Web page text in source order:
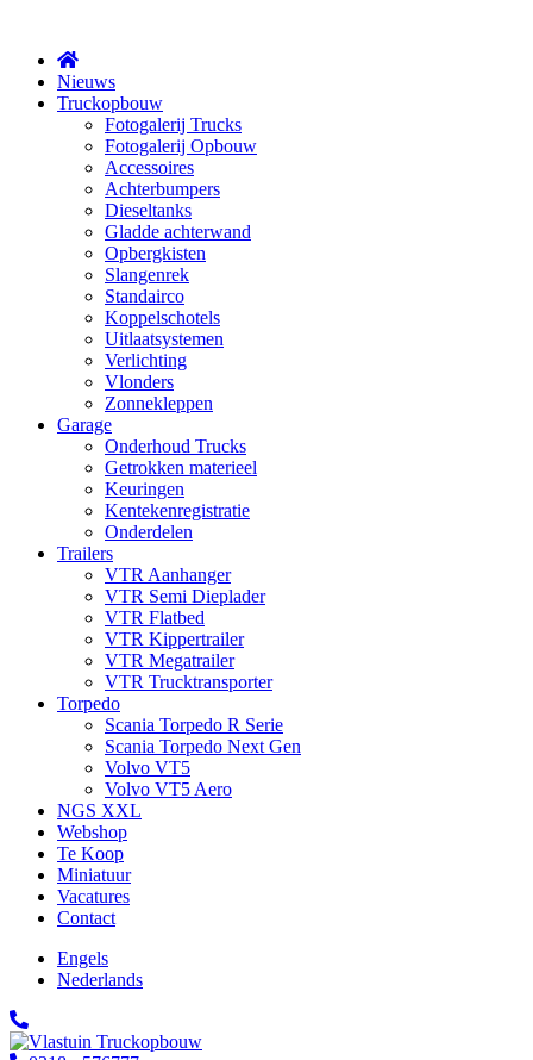
Nieuws
Truckopbouw
Fotogalerij Trucks
Fotogalerij Opbouw
Accessoires
Achterbumpers
Dieseltanks
Gladde achterwand
Opbergkisten
Slangenrek
Standairco
Koppelschotels
Uitlaatsystemen
Verlichting
Vlonders
Zonnekleppen
Garage
Onderhoud Trucks
Getrokken materieel
Keuringen
Kentekenregistratie
Onderdelen
Trailers
VTR Aanhanger
VTR Semi Dieplader
VTR Flatbed
VTR Kippertrailer
VTR Megatrailer
VTR Trucktransporter
Torpedo
Scania Torpedo R Serie
Scania Torpedo Next Gen
Volvo VT5
Volvo VT5 Aero
NGS XXL
Webshop
Te Koop
Miniatuur
Vacatures
Contact
Engels
Nederlands